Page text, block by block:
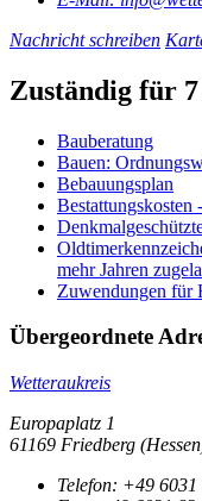
Nachricht schreiben
Zuständig für
Bauberatung
Bauen:
Bebauungsplan
Bestattungskosten
mehr Jahren
Zuwendungen für
Übergeordnete
Wetteraukreis
Europaplatz 1
61169 Friedberg
Telefon: +49 6031